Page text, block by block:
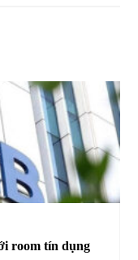
room tín dụng